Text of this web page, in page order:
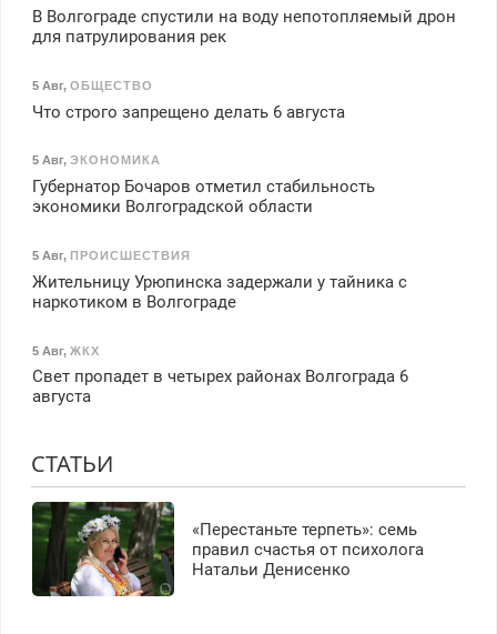
В Волгограде спустили на воду непотопляемый дрон
для патрулирования рек
5 Авг, ОБЩЕСТВО
Что строго запрещено делать 6 августа
5 Авг, ЭКОНОМИКА
Губернатор Бочаров отметил стабильность
экономики Волгоградской области
5 Авг, ПРОИСШЕСТВИЯ
Жительницу Урюпинска задержали у тайника с
наркотиком в Волгограде
5 Авг, ЖКХ
Свет пропадет в четырех районах Волгограда 6
августа
СТАТЬИ
«Перестаньте терпеть»: семь
правил счастья от психолога
Натальи Денисенко